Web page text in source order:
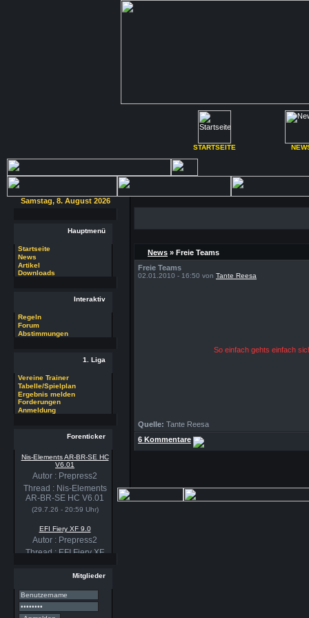
STARTSEITE
Samstag, 8. August 2026
Hauptmenü
Startseite
News
Artikel
Downloads
Interaktiv
Regeln
Forum
Abstimmungen
1. Liga
Vereine Trainer
Tabelle/Spielplan
Ergebnis melden
Forderungen
Anmeldung
Forenticker
V6.01
Autor : Prepress2
Thread : Nis-Elements
AR-BR-SE HC V6.01
Autor : Prepress2
Thread : EFI Fiery XF
Autor : Prepress2
Thread : PSSE 36.3.1
Mitglieder
News » Freie Teams
Freie Teams
02.01.2010 - 16:50 von Tante Reesa
So einfach gehts einfach
Quelle: Tante Reesa
6 Kommentare